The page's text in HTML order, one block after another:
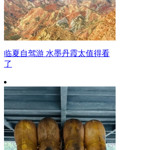
临夏自驾游 水墨丹霞太值得看
了